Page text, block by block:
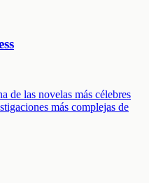
de las novelas más célebres
más complejas de